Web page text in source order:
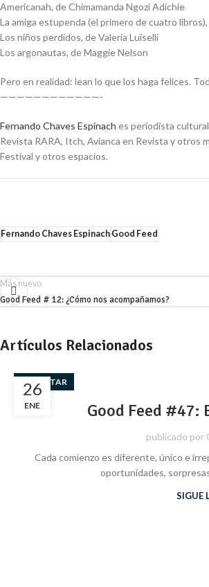
Americanah, de Chimamanda Ngozi Adichie
La amiga estupenda (el primero de cuatro
Los niños perdidos, de Valeria Luiselli
Los argonautas, de Maggie Nelson
Pero en realidad: lean lo que los haga felices.
————————————-
Fernando Chaves Espinach es periodista
Revista RARA, Itch, Avianca en Revista y otros
Festival y otros espacios.
Fernando Chaves EspinachGood Feed
Más nuevo
Good Feed # 12: ¿Cómo nos acompañamos?
Artículos Relacionados
26
ENE
BIENESTAR
Good Feed #47:
publicado por
Cada comienzo es diferente, único e
oportunidades,
SIGUE